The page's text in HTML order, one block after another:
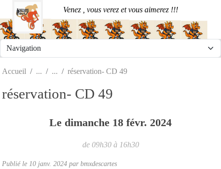
Venez , vous verez et vous aimerez !!!
Accueil réservation- CD 49
réservation- CD 49
Le dimanche 18 févr. 2024
de 09h30 à 16h30
Publié le 10 janv. 2024 parbmxdescartes
Panneau de gestion des cookies